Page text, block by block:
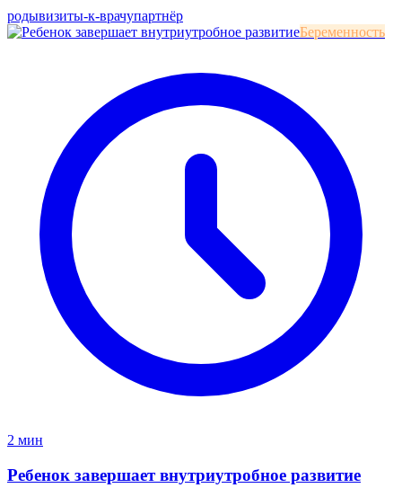
родывизиты-к-врачупартнёр
Беременность
2 мин
Ребенок завершает внутриутробное развитие